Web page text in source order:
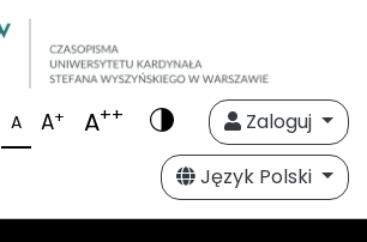
A A+ A++
Zaloguj
Język Polski